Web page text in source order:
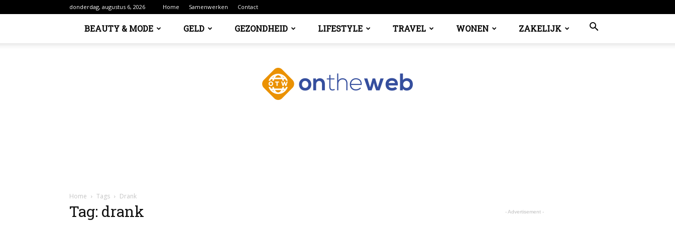
donderdag, augustus 6, 2026 Home Samenwerken Contact
BEAUTY & MODE GELD GEZONDHEID LIFESTYLE TRAVEL WONEN ZAKELIJK
Home Tags Drank
Tag: drank - Advertisement -